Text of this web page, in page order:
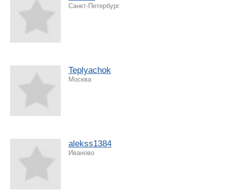
Санкт-Петербург
Teplyachok
Москва
alekss1384
Иваново